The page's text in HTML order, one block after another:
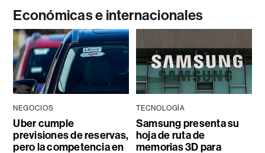
Económicas e internacionales
NEGOCIOS
Uber cumple
previsiones de reservas,
pero la competencia en
TECNOLOGÍA
Samsung presenta su
hoja de ruta de
memorias 3D para